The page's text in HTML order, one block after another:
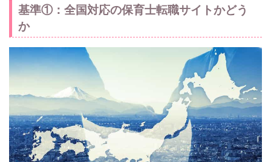
基準①：全国対応の保育士転職サイトかどう
か